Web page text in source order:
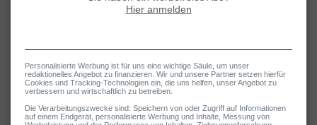
40187227 © Robert Kneschke
158758993 © lassedesignen
71960925 © vegefox.com
74124487 © WavebreakmediaMicro